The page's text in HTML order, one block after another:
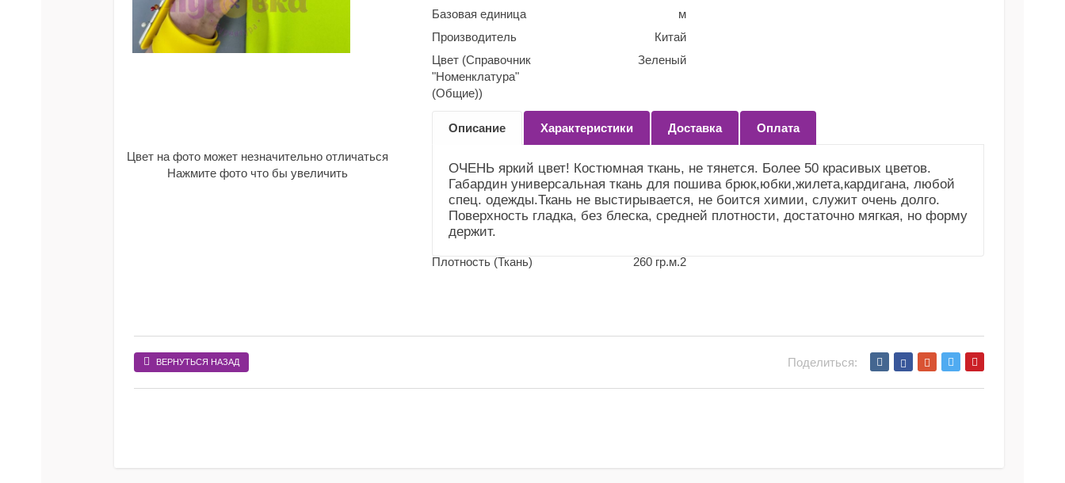
Цвет на фото может незначительно отличаться
Нажмите фото что бы увеличить
Базовая единица
м
Производитель
Китай
Цвет (Справочник
"Номенклатура"
(Общие))
Зеленый
(Справочник
(Общие))
Усадка и уход
(Справочник
"Номенклатура"
(Общие))
Не садится.Стирка до
40"
Плотность (Ткань) 260 гр.м.2
Описание Характеристики Доставка Оплата
ОЧЕНЬ яркий цвет! Костюмная ткань, не тянется. Более 50 красивых цветов.
Габардин универсальная ткань для пошива брюк,юбки,жилета,кардигана, любой
спец. одежды.Ткань не выстирывается, не боится химии, служит очень долго.
Поверхность гладка, без блеска, средней плотности, достаточно мягкая, но форму
держит.
ВЕРНУТЬСЯ НАЗАД Поделиться: